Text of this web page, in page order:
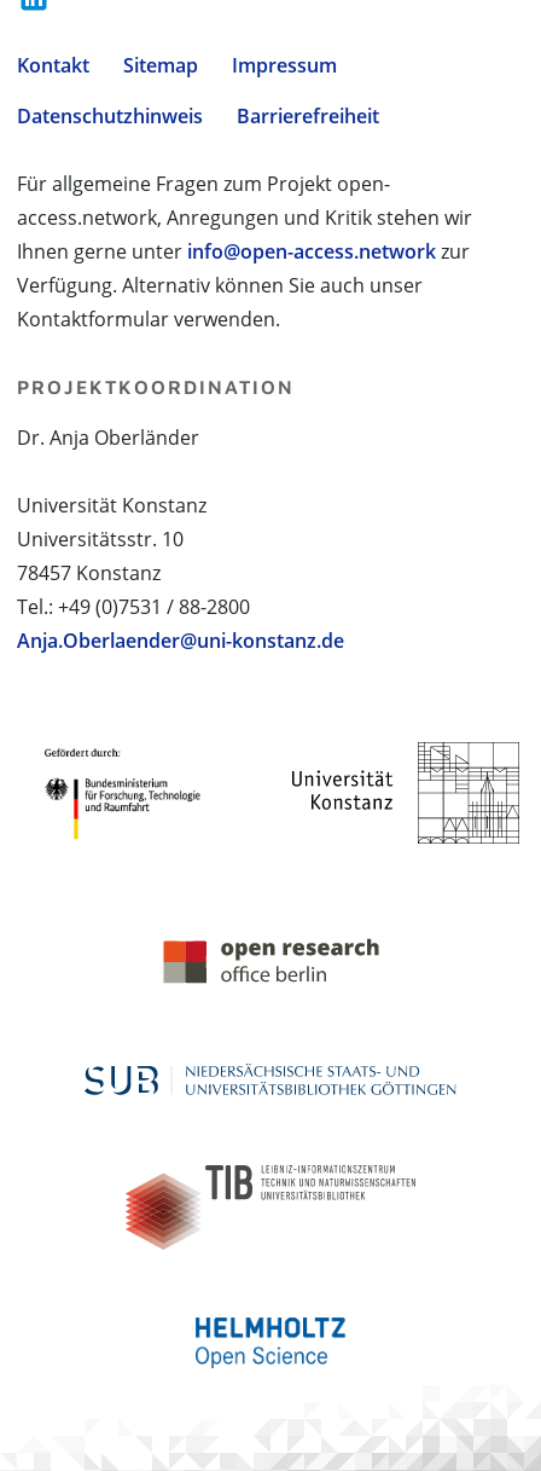
Kontakt Sitemap
Impressum
Datenschutzhinweis
Barrierefreiheit
Für allgemeine Fragen zum Projekt open-
access.network, Anregungen und Kritik stehen wir
Ihnen gerne unter info@open-access.networkzur
Verfügung. Alternativ können Sie auch unser
Kontaktformular verwenden.
PROJEKTKOORDINATION
Dr. Anja Oberländer
Universität Konstanz
Universitätsstr. 10
78457 Konstanz
Tel.: +49 (0)7531 / 88-2800
Anja.Oberlaender@uni-konstanz.de